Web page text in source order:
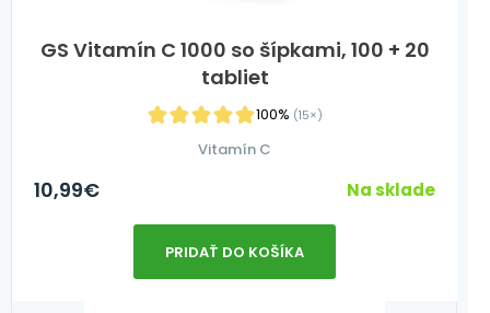
GS Vitamín C 1000 so šípkami, 100 + 20
tabliet
100% (15×)
Vitamín C
10,99€ Na sklade
PRIDAŤ DO KOŠÍKA